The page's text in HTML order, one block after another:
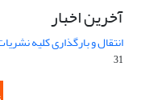
آخرین اخبار
انتقال و بارگذاری کلیه
31